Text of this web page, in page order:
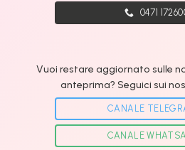
0471
Vuoi restare aggiornato sulle
anteprima? Seguici sui
CANALE
CANALE